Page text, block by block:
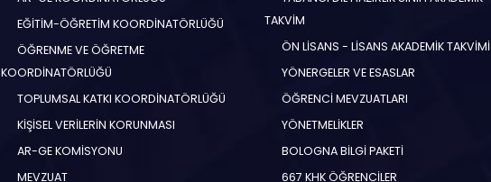
EĞİTİM-ÖĞRETİM KOORDİNATÖRLÜĞÜ
ÖĞRENME VE ÖĞRETME
KOORDİNATÖRLÜĞÜ
TOPLUMSAL KATKI KOORDİNATÖRLÜĞÜ
KİŞİSEL VERİLERİN KORUNMASI
AR-GE KOMİSYONU
MEVZUAT
TAKVİM
ÖN LİSANS - LİSANS AKADEMİK TAKVİMİ
YÖNERGELER VE ESASLAR
ÖĞRENCİ MEVZUATLARI
YÖNETMELİKLER
BOLOGNA BİLGİ PAKETİ
667 KHK ÖĞRENCİLER